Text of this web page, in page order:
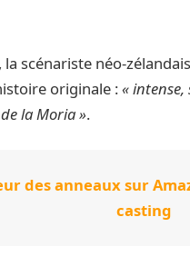
scénariste néo-
originale :« intense,
la Moria ».
des anneaux sur
casting